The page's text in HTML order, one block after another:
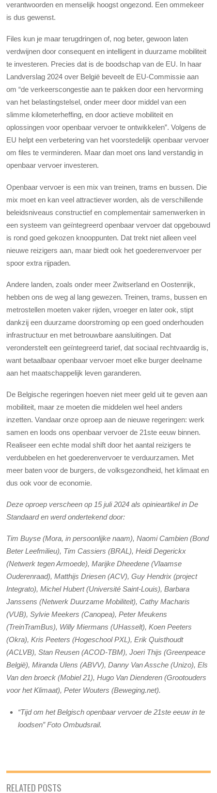
verantwoorden en menselijk hoogst ongezond. Een ommekeer
is dus gewenst.
Files kun je maar terugdringen of, nog beter, gewoon laten
verdwijnen door consequent en intelligent in duurzame mobiliteit
te investeren. Precies dat is de boodschap van de EU. In haar
Landverslag 2024 over België beveelt de EU-Commissie aan
om “de verkeerscongestie aan te pakken door een hervorming
van het belastingstelsel, onder meer door middel van een
slimme kilometerheffing, en door actieve mobiliteit en
oplossingen voor openbaar vervoer te ontwikkelen”. Volgens de
EU helpt een verbetering van het voorstedelijk openbaar vervoer
om files te verminderen. Maar dan moet ons land verstandig in
openbaar vervoer investeren.
Openbaar vervoer is een mix van treinen, trams en bussen. Die
mix moet en kan veel attractiever worden, als de verschillende
beleidsniveaus constructief en complementair samenwerken in
een systeem van geïntegreerd openbaar vervoer dat opgebouwd
is rond goed gekozen knooppunten. Dat trekt niet alleen veel
nieuwe reizigers aan, maar biedt ook het goederenvervoer per
spoor extra rijpaden.
Andere landen, zoals onder meer Zwitserland en Oostenrijk,
hebben ons de weg al lang gewezen. Treinen, trams, bussen en
metrostellen moeten vaker rijden, vroeger en later ook, stipt
dankzij een duurzame doorstroming op een goed onderhouden
infrastructuur en met betrouwbare aansluitingen. Dat
veronderstelt een geïntegreerd tarief, dat sociaal rechtvaardig is,
want betaalbaar openbaar vervoer moet elke burger deelname
aan het maatschappelijk leven garanderen.
De Belgische regeringen hoeven niet meer geld uit te geven aan
mobiliteit, maar ze moeten die middelen wel heel anders
inzetten. Vandaar onze oproep aan de nieuwe regeringen: werk
samen en loods ons openbaar vervoer de 21ste eeuw binnen.
Realiseer een echte modal shift door het aantal reizigers te
verdubbelen en het goederenvervoer te verduurzamen. Met
meer baten voor de burgers, de volksgezondheid, het klimaat en
dus ook voor de economie.
Deze oproep verscheen op 15 juli 2024 als opinieartikel in De
Standaard en werd ondertekend door:
Tim Buyse (Mora, in persoonlijke naam), Naomi Cambien (Bond
Beter Leefmilieu), Tim Cassiers (BRAL), Heidi Degerickx
(Netwerk tegen Armoede), Marijke Dheedene (Vlaamse
Ouderenraad), Matthijs Driesen (ACV), Guy Hendrix (project
Integrato), Michel Hubert (Université Saint-Louis), Barbara
Janssens (Netwerk Duurzame Mobiliteit), Cathy Macharis
(VUB), Sylvie Meekers (Canopea), Peter Meukens
(TreinTramBus), Willy Miermans (UHasselt), Koen Peeters
(Okra), Kris Peeters (Hogeschool PXL), Erik Quisthoudt
(ACLVB), Stan Reusen (ACOD-TBM), Joeri Thijs (Greenpeace
België), Miranda Ulens (ABVV), Danny Van Assche (Unizo), Els
Van den broeck (Mobiel 21), Hugo Van Dienderen (Grootouders
voor het Klimaat), Peter Wouters (Beweging.net).
“Tijd om het Belgisch openbaar vervoer de 21ste eeuw in te
loodsen” Foto Ombudsrail.
RELATED POSTS